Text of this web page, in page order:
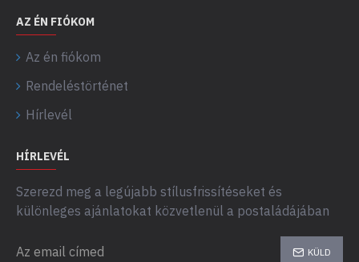
AZ ÉN FIÓKOM
Az én fiókom
Rendeléstörténet
Hírlevél
HÍRLEVÉL
Szerezd meg a legújabb stílusfrissítéseket és
különleges ajánlatokat közvetlenül a postaládájában
KÜLD